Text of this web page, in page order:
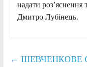
надати
Дмитро Лубінець.
← ШЕВЧЕНКОВЕ